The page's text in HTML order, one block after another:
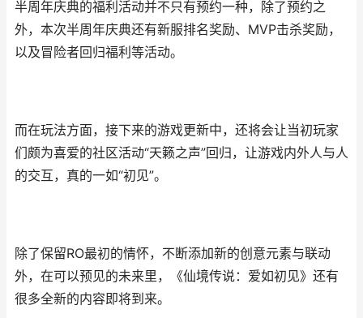
半周年庆典的福利活动并不只有预约一种，除了预约之
外，本次半周年庆典还有新服排名奖励、MVP击杀奖励，
以及冒险者回归福利等活动。
而在玩法方面，接下来的游戏更新中，还将会让当初玩家
们颇为喜爱的社区活动“天籁之声”回归，让游戏内外人与人
的交互，真的一如“初见”。
除了保留RO最初的情怀，不断添加新的创意元素与联动
外，在可以预见的未来里，《仙境传说：爱如初见》还有
很多全新的内容即将到来。